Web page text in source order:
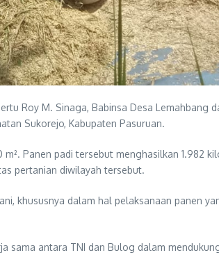
Roy M. Sinaga, Babinsa Desa Lemahbang
Sukorejo, Kabupaten Pasuruan.
Panen padi tersebut menghasilkan 1.982
pertanian diwilayah tersebut.
khususnya dalam hal pelaksanaan panen
sama antara TNI dan Bulog dalam